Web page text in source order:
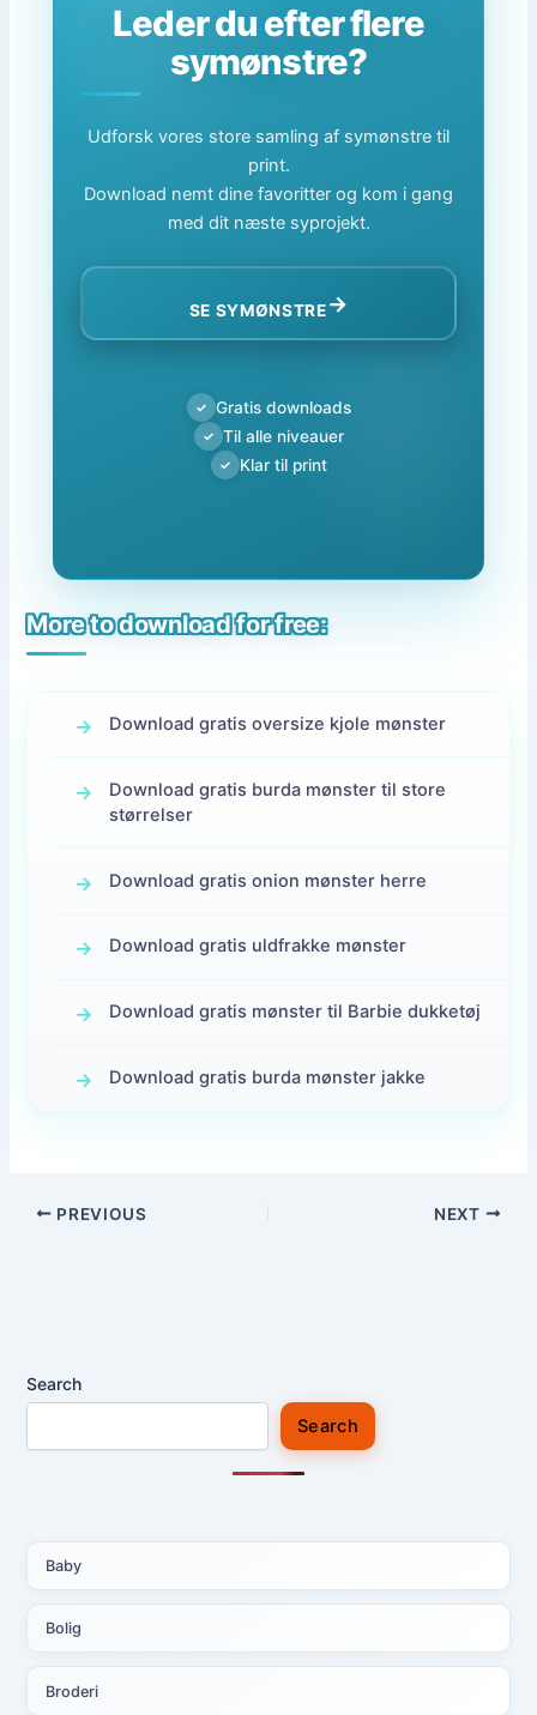
Leder du efter flere
symønstre?
Udforsk vores store samling af symønstre til
print.
Download nemt dine favoritter og kom i gang
med dit næste syprojekt.
SE SYMØNSTRE→
✓ Gratis downloads
✓ Til alle niveauer
✓ Klar til print
More to download for free:
Download gratis oversize kjole mønster
Download gratis burda mønster til store
størrelser
Download gratis onion mønster herre
Download gratis uldfrakke mønster
Download gratis mønster til Barbie dukketøj
Download gratis burda mønster jakke
PREVIOUS NEXT
Search
Search
Baby
Bolig
Broderi